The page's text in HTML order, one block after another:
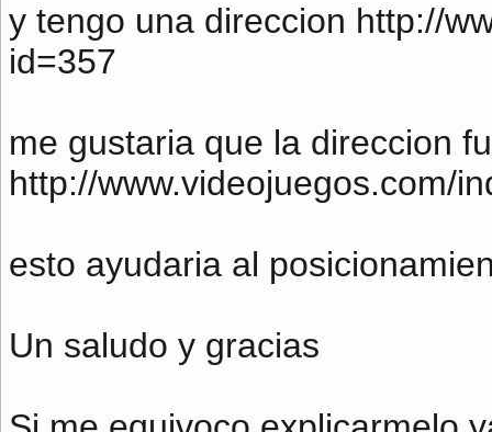
y tengo una direccion http://
id=357
me gustaria que la direccion
http://www.videojuegos.com/
esto ayudaria al
Un saludo y gracias